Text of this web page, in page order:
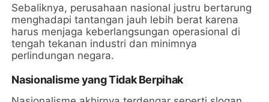
Sebaliknya, perusahaan nasional justru bertarung
menghadapi tantangan jauh lebih berat karena
harus menjaga keberlangsungan operasional di
tengah tekanan industri dan minimnya
perlindungan negara.
Nasionalisme yang Tidak Berpihak